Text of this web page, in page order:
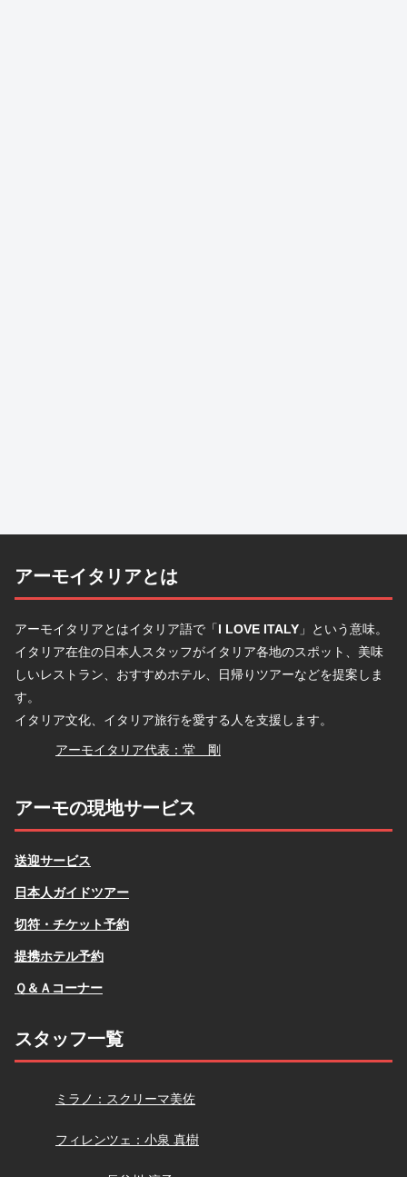
アーモイタリアとは
アーモイタリアとはイタリア語で「I LOVE ITALY 」という意味。
イタリア在住の日本人スタッフがイタリア各地のスポット、美味
しいレストラン、おすすめホテル、日帰りツアーなどを提案しま
す。
イタリア文化、イタリア旅行を愛する人を支援します。
堂
アーモイタリア代表：堂 剛
アーモの現地サービス
送迎サービス
日本人ガイドツアー
切符・チケット予約
提携ホテル予約
Ｑ＆Ａコーナー
スタッフ一覧
スクリーマ
ミラノ：スクリーマ美佐
小泉
フィレンツェ：小泉 真樹